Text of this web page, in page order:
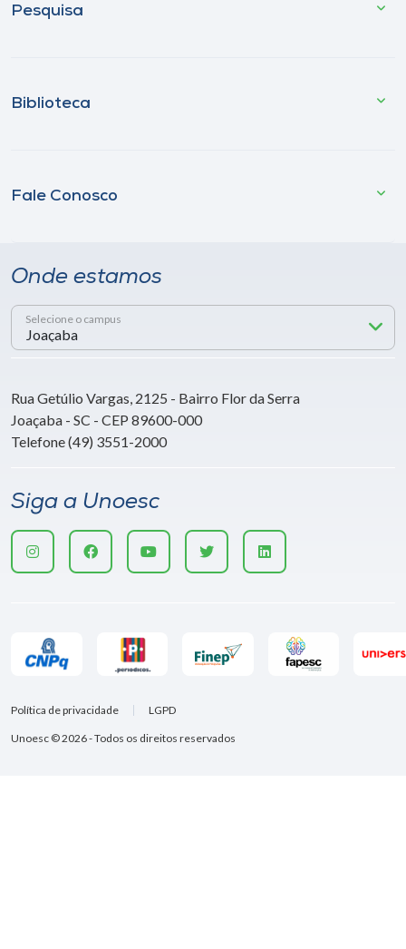
Pesquisa
Biblioteca
Fale Conosco
Onde estamos
Selecione o campus
Rua Getúlio Vargas, 2125 - Bairro Flor da Serra
Joaçaba - SC - CEP 89600-000
Telefone (49) 3551-2000
Siga a Unoesc
Unoesc © 2026 - Todos os direitos reservados
Política de privacidade LGPD